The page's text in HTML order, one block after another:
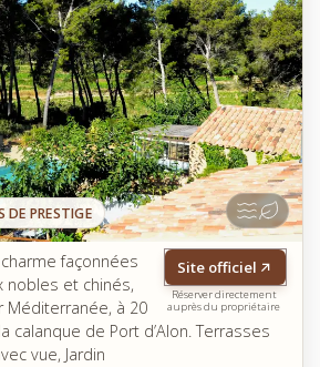
DE PRESTIGE
Site officiel
Réserver directement
auprès du propriétaire
façonnées
nobles et chinés,
Méditerranée, à 20
calanque de Port d’Alon. Terrasses
vue, Jardin